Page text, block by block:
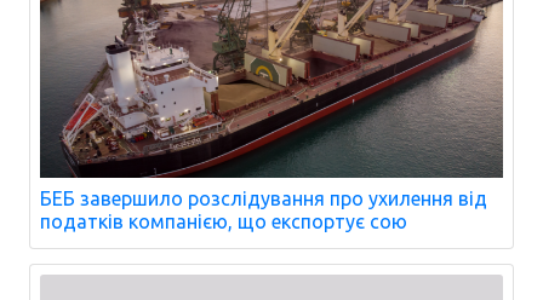
БЕБ завершило розслідування про ухилення від
податків компанією, що експортує сою